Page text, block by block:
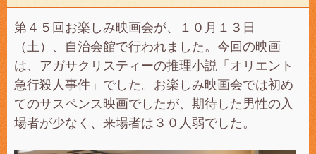
第４５回お楽しみ映画会が、１０月１３日
（土）、自治会館で行われました。今回の映画
は、アガサクリスティーの推理小説「オリエント
急行殺人事件」でした。お楽しみ映画会では初め
てのサスペンス映画でしたが、期待した男性の入
場者が少なく、来場者は３０人弱でした。